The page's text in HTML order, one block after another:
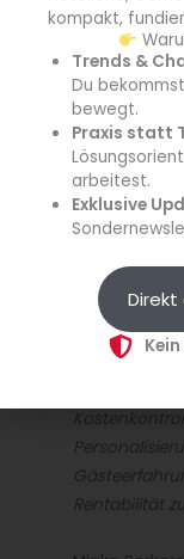
steigern.
so dass man von
Rentabilität
kompakt,
Trends &
Du
bewegt.
Praxis statt
arbeitest.
Exklusive